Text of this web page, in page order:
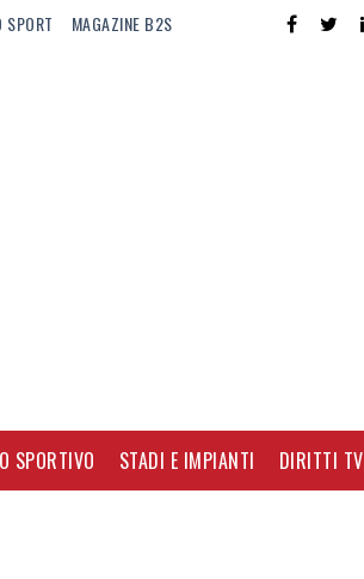
SPORT MAGAZINE B2S
SPORTIVO STADI E IMPIANTI DIRITTI TV